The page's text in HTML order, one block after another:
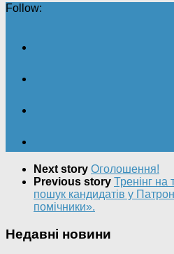
Follow:
Next story Оголошення!
Previous story Тренінг на
пошук кандидатів у
помічники».
Недавні новини